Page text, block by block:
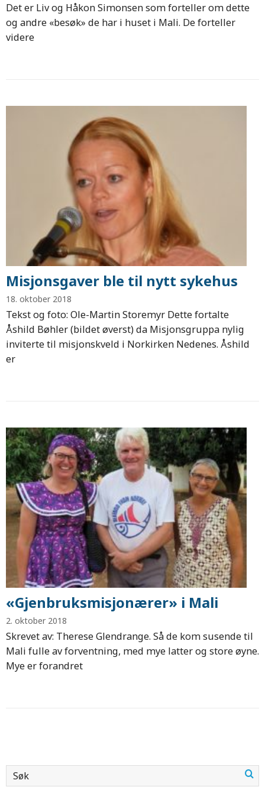
Det er Liv og Håkon Simonsen som forteller om dette
og andre «besøk» de har i huset i Mali. De forteller
videre
Misjonsgaver ble til nytt sykehus
18. oktober 2018
Tekst og foto: Ole-Martin Storemyr Dette fortalte
Åshild Bøhler (bildet øverst) da Misjonsgruppa nylig
inviterte til misjonskveld i Norkirken Nedenes. Åshild
er
«Gjenbruksmisjonærer» i Mali
2. oktober 2018
Skrevet av: Therese Glendrange. Så de kom susende til
Mali fulle av forventning, med mye latter og store øyne.
Mye er forandret